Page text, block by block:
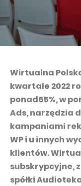
Compliance
Our brands
Press office
Sustainable
CAPITAL GROUP
WP Media
Invia Group
Wakacje.pl
Dividend Policy
Shareholder
Announcements
Motivational
PUBLICATIONS AND
Current reports
Periodic reports
Letters of the CEO
Totalmoney
Nocowanie.pl
Superauto.pl
Wirtualna
kwartale 2022
ponad65%, w
Ads, narzędzia
kampaniami
WP i u innych
klientów.
subskrypcyjne,
spółki